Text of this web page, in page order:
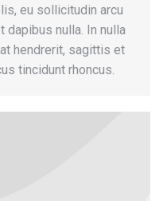
eu sollicitudin arcu
dapibus nulla. In nulla
hendrerit, sagittis et
tincidunt rhoncus.